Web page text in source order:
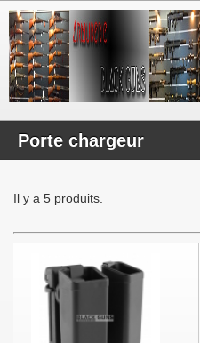
Porte chargeur
Il y a 5 produits.